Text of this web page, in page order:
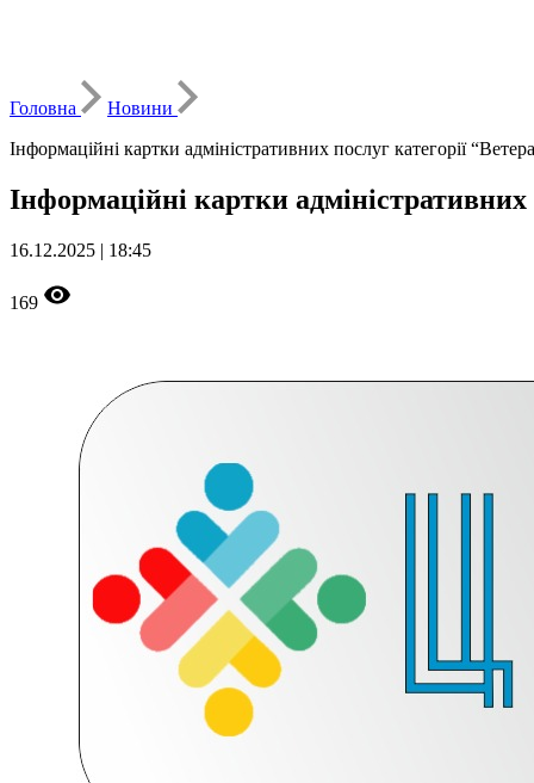
Головна
Новини
Інформаційні картки адміністративних послуг категорії
Інформаційні картки
16.12.2025 | 18:45
169